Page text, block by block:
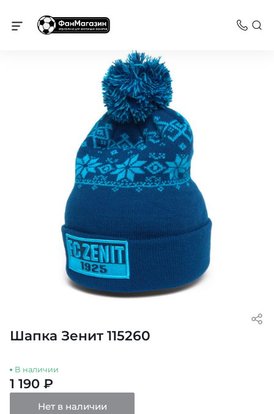
Зенит
Шапка Зенит 115260
В наличии
1 190 ₽
Нет в наличии